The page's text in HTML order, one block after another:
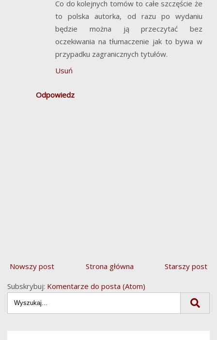
Co do kolejnych tomów to całe szczęście że
to polska autorka, od razu po wydaniu
będzie można ją przeczytać bez
oczekiwania na tłumaczenie jak to bywa w
przypadku zagranicznych tytułów.
Usuń
Odpowiedz
Nowszy post Starszy post
Strona główna
Subskrybuj: Komentarze do posta (Atom)